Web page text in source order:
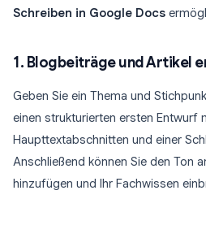
Schreiben in Google Docs
1. Blogbeiträge und Artikel
Geben Sie ein Thema und
einen strukturierten ersten Entwurf
Haupttextabschnitten und einer
Anschließend können Sie den Ton
hinzufügen und Ihr Fachwissen